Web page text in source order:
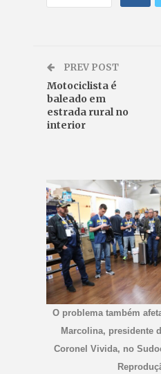
PREV POST
Motociclista é
baleado em
estrada rural no
interior
O problema também
Marcolina, presidente
Coronel Vivida, no